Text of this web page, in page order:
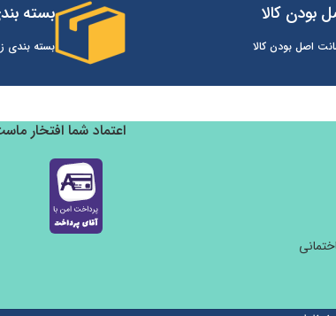
بودن کالا
اصل بودن کالا
بسته
بسته بندی
اعتماد شما افتخار